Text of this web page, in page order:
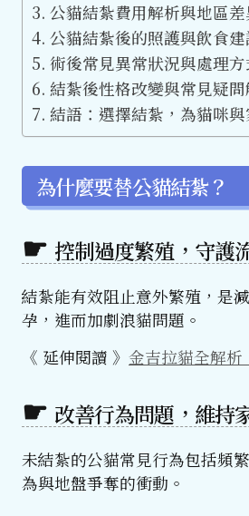
公貓結紮費用解析與地區差
公貓結紮後的照護與飲食建
術後常見異常狀況與處理方
結紮後性格改變與常見疑
結語：選擇結紮，為貓咪
為什麼要替公貓結紮？
控制過度繁殖，守護
結紮能有效阻止意外繁殖，是
孕，進而加劇浪貓問題。
《 延伸閱讀 》 金吉拉貓全解析
改善行為問題，維持
未結紮的公貓常見行為包括頻
為與地盤爭奪的衝動。